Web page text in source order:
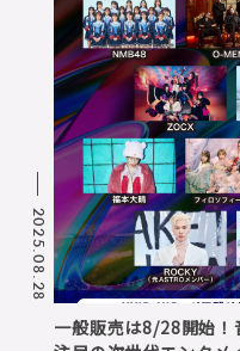
2025.08.28
一般販売は8/28開始！